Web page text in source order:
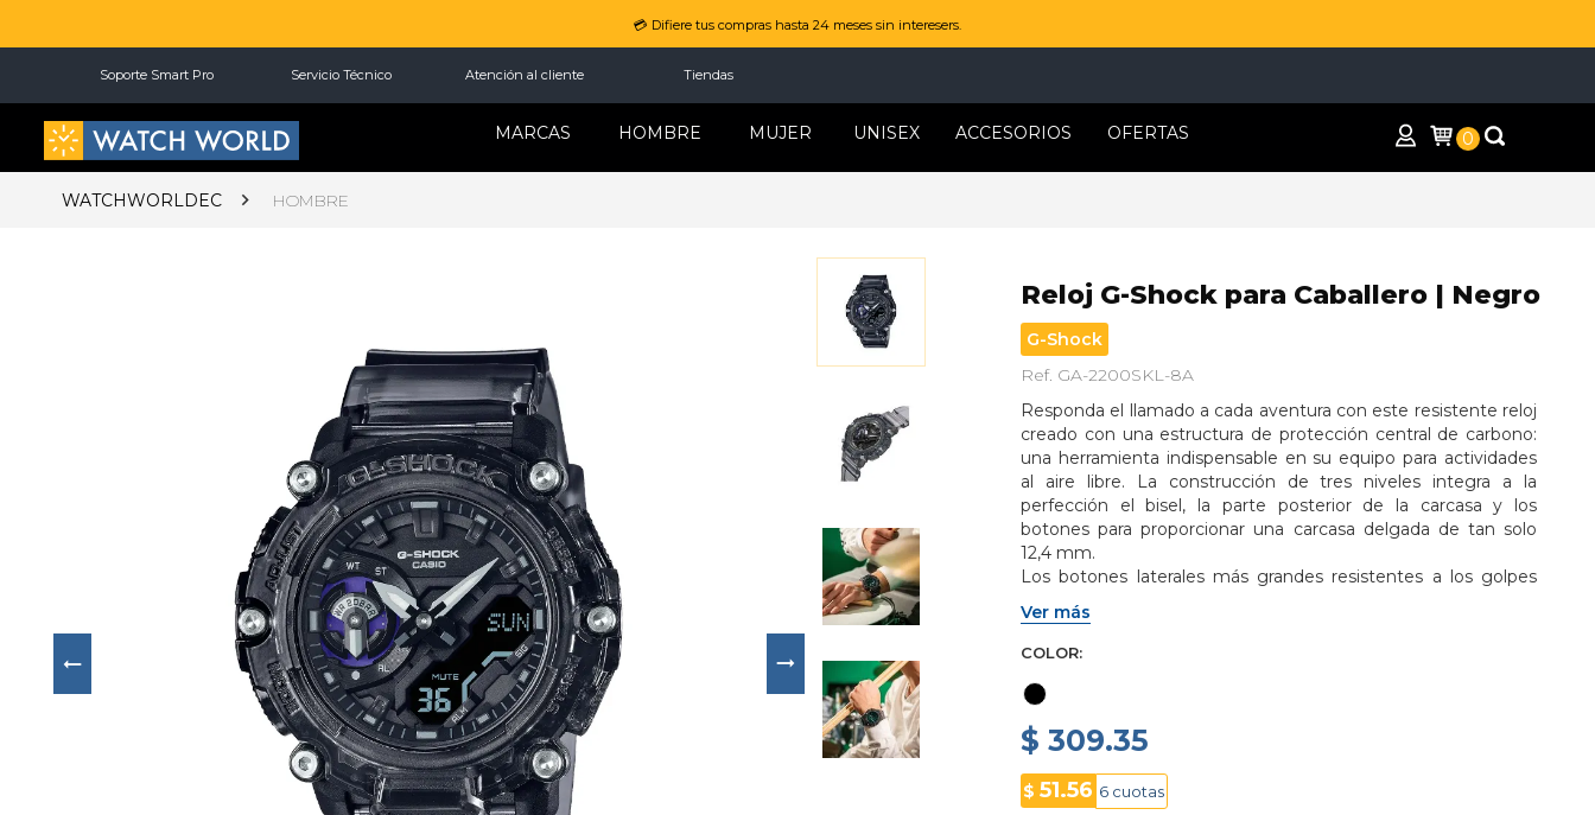
💳 Difiere tus compras hasta 24 meses sin interesers.
Soporte Smart Pro Servicio Técnico Atención al cliente Tiendas
MARCAS HOMBRE MUJER UNISEX ACCESORIOS OFERTAS 0
WATCHWORLDEC HOMBRE
Reloj G-Shock para Caballero | Negro
G-Shock
Ref. GA-2200SKL-8A
Responda el llamado a cada aventura con este resistente reloj
creado con una estructura de protección central de carbono:
una herramienta indispensable en su equipo para actividades
al aire libre. La construcción de tres niveles integra a la
perfección el bisel, la parte posterior de la carcasa y los
botones para proporcionar una carcasa delgada de tan solo
12,4 mm.
Los botones laterales más grandes resistentes a los golpes
eliminan la necesidad de usar protectores de botones a fin de
ofrecer un reloj más compacto.
Ver más
COLOR
$ 309.35
$51.56 6 cuotas